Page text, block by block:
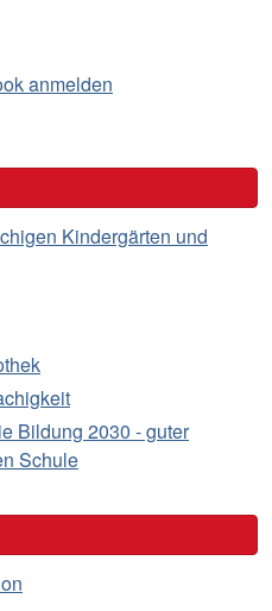
anmelden
Kindergärten und
Bildung 2030 - guter
Schule